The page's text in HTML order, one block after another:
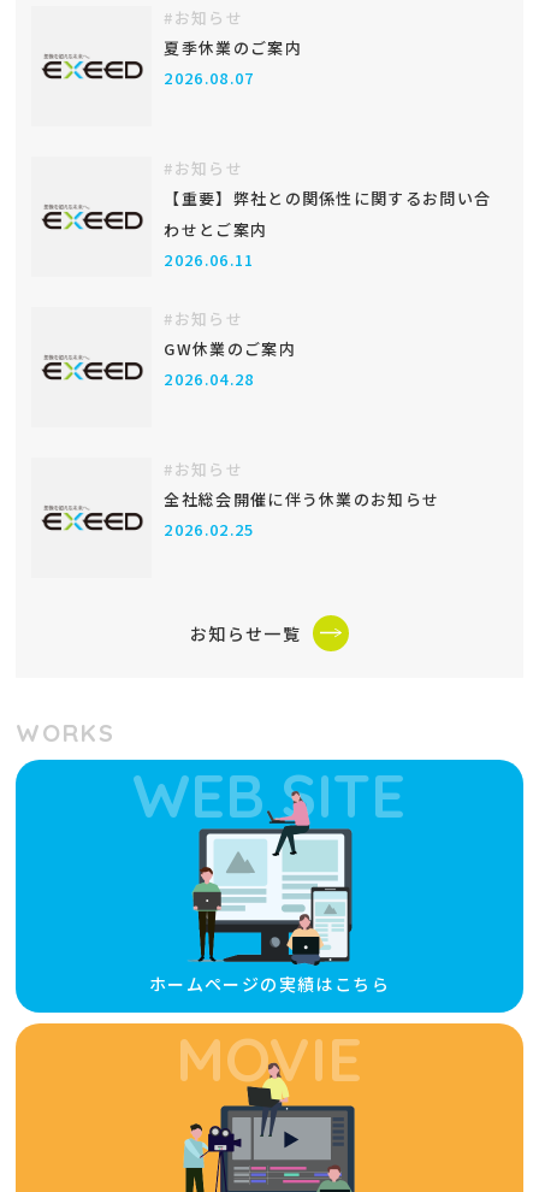
#お知らせ
夏季休業のご案内
2026.08.07
#お知らせ
【重要】弊社との関係性に関するお問い合
わせとご案内
2026.06.11
#お知らせ
GW休業のご案内
2026.04.28
#お知らせ
全社総会開催に伴う休業のお知らせ
2026.02.25
お知らせ一覧
WORKS
WEB SITE
ホームページの実績はこちら
MOVIE